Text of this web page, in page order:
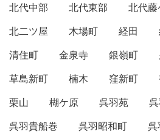
北代中部
北代東部 北代
北二ツ屋
木場町 経田
清住町
金泉寺 銀嶺町
草島新町
楠木 窪新町
栗山
楜ケ原 呉羽苑
呉羽貴船巻
呉羽昭和町
呉